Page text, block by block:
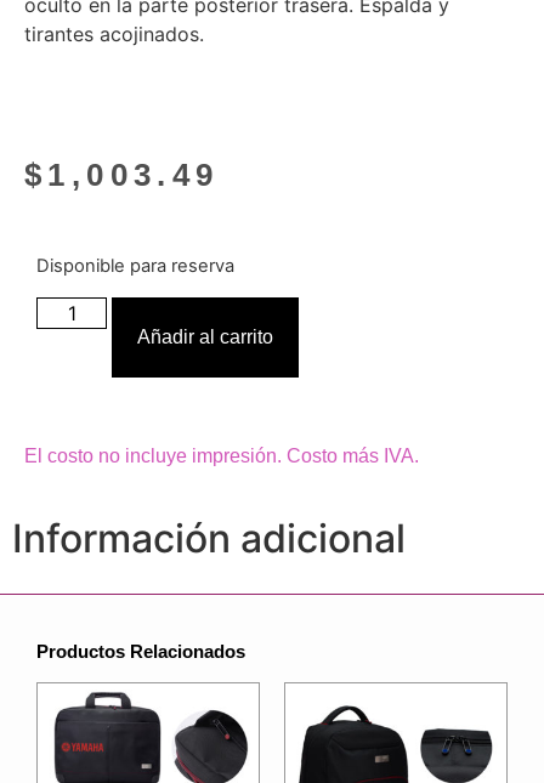
tirantes acojinados.
$ 1,003.49
Disponible para reserva
Añadir al carrito
El costo no incluye impresión. Costo más IVA.
Información adicional
Productos Relacionados